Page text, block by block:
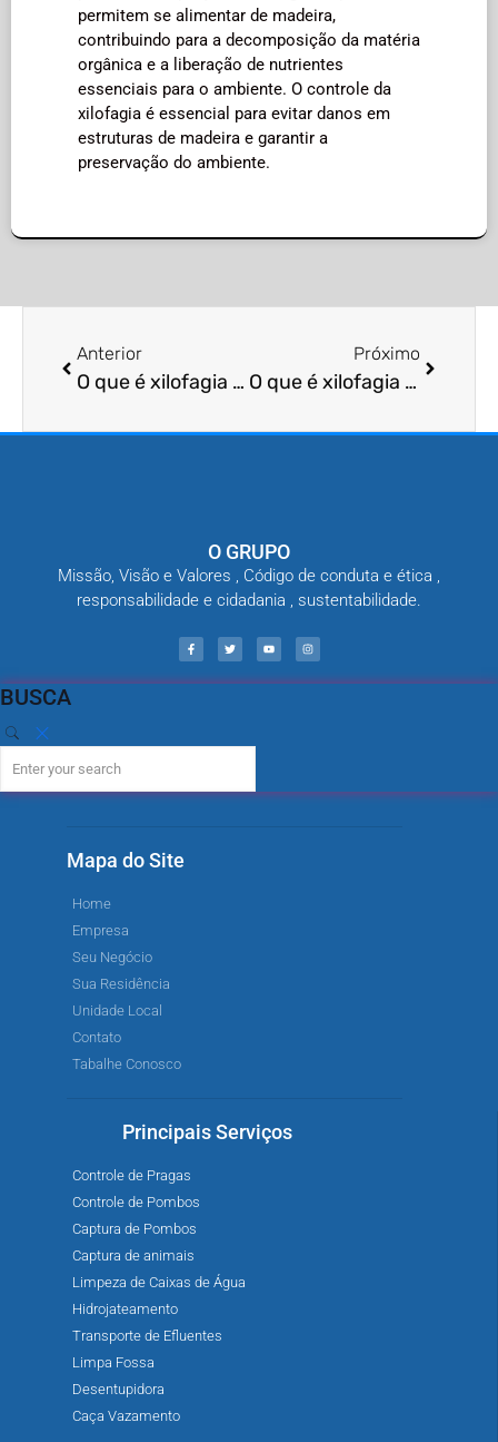
permitem se alimentar de madeira,
contribuindo para a decomposição da matéria
orgânica e a liberação de nutrientes
essenciais para o ambiente. O controle da
xilofagia é essencial para evitar danos em
estruturas de madeira e garantir a
preservação do ambiente.
Anterior
O que é xilofagia biologia?
Próximo
O que é xilofagia reprodução?
O GRUPO
Missão, Visão e Valores , Código de conduta e ética ,
responsabilidade e cidadania , sustentabilidade.
BUSCA
Mapa do Site
Home
Empresa
Seu Negócio
Sua Residência
Unidade Local
Contato
Tabalhe Conosco
Principais Serviços
Controle de Pragas
Controle de Pombos
Captura de Pombos
Captura de animais
Limpeza de Caixas de Água
Hidrojateamento
Transporte de Efluentes
Limpa Fossa
Desentupidora
Caça Vazamento